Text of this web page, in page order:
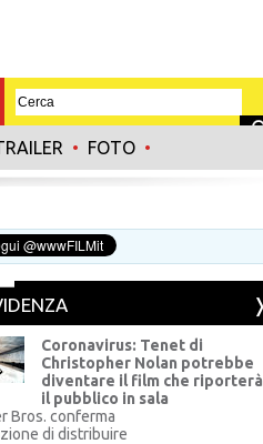
• FOTO •
Coronavirus: Tenet di
Christopher Nolan potrebbe
diventare il film che riporterà
il pubblico in sala
Bros. conferma
di distribuire